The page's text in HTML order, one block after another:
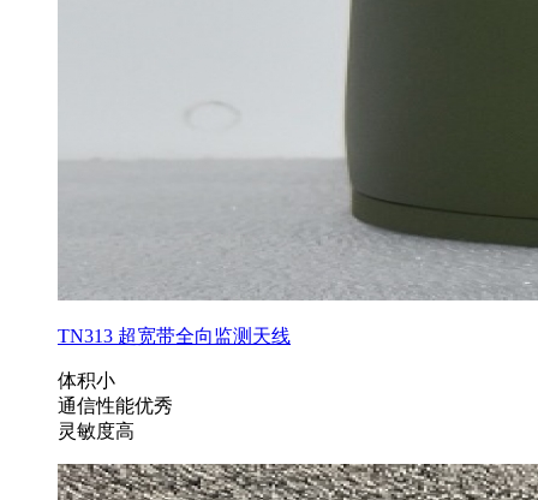
TN313 超宽带全向监测天线
体积小
通信性能优秀
灵敏度高